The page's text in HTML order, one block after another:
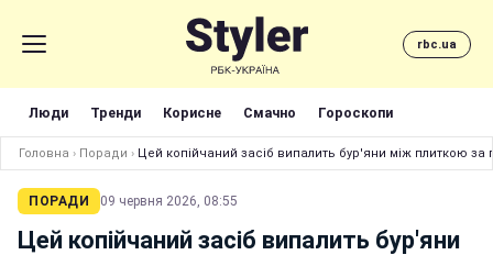
rbc.ua
Люди Тренди Корисне Смачно Гороскопи
Головна › Поради › Цей копійчаний засіб випалить бур'яни між плиткою за
ПОРАДИ 09 червня 2026, 08:55
Цей копійчаний засіб випалить бур'яни